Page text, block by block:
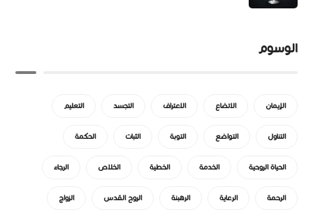
الوسوم
الإيمان الاتضاع الاعتراف التجسد التعليم
التناول التواضع التوبة الثبات الحكمة
الحياة الروحية الخدمة الخطية الخلاص الرجاء
الرحمة الرعاية الرهبنة الروح القدس الزواج